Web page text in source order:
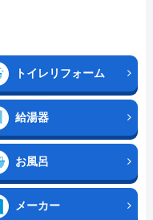
トイレリフォーム
給湯器
お風呂
メーカー